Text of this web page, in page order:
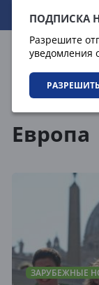
ПОДПИСКА
Разрешите
уведомления
РАЗРЕШИТЬ
07.08.2026
Европа
ЗАРУБЕЖНЫЕ